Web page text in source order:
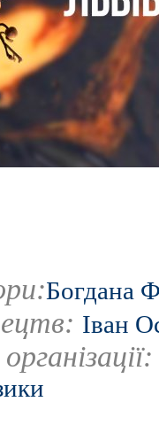
Богдана
Іван